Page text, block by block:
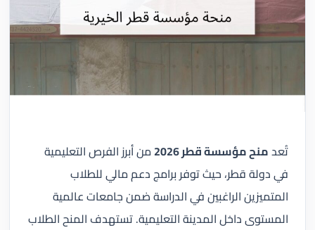
تُعدمنح مؤسسة قطر 2026
من أبرز الفرص التعليمية
في دولة قطر، حيث توفر برامج دعم مالي للطلاب
المتميزين الراغبين في الدراسة ضمن جامعات عالمية
المستوى داخل المدينة التعليمية. تستهدف المنح الطلاب